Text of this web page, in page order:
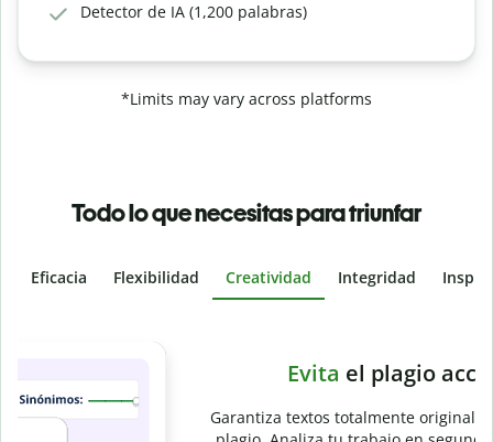
Detector de IA (1,200 palabras)
*Limits may vary across platforms
Todo lo que necesitas para triunfar
Eficacia Flexibilidad Creatividad Integridad